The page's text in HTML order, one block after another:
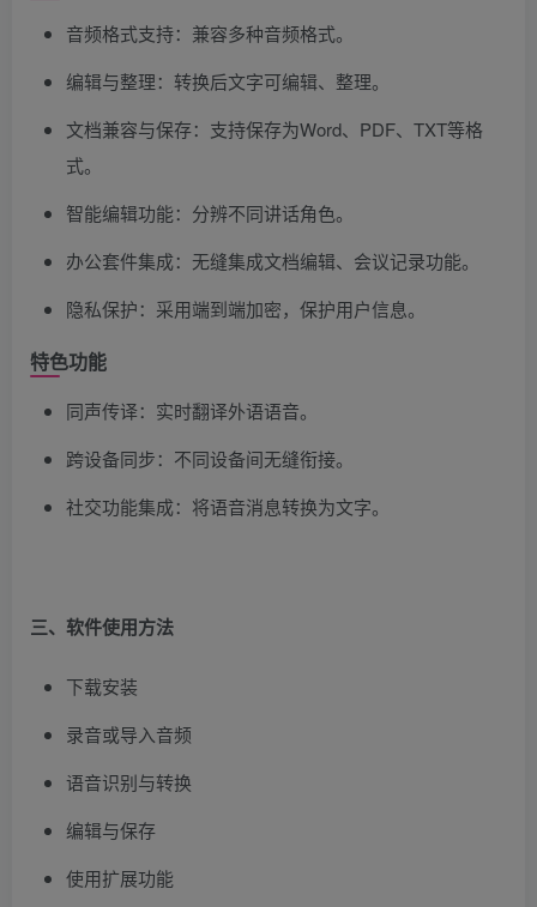
音频格式支持：兼容多种音频格式。
编辑与整理：转换后文字可编辑、整理。
文档兼容与保存：支持保存为Word、PDF、TXT等格
式。
智能编辑功能：分辨不同讲话角色。
办公套件集成：无缝集成文档编辑、会议记录功能。
隐私保护：采用端到端加密，保护用户信息。
特色功能
同声传译：实时翻译外语语音。
跨设备同步：不同设备间无缝衔接。
社交功能集成：将语音消息转换为文字。
三、软件使用方法
下载安装
录音或导入音频
语音识别与转换
编辑与保存
使用扩展功能